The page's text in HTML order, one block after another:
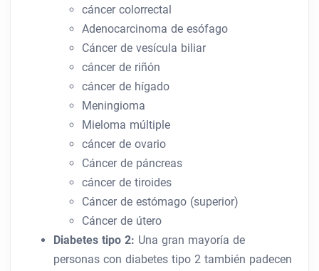
cáncer colorrectal
Adenocarcinoma de esófago
Cáncer de vesícula biliar
cáncer de riñón
cáncer de hígado
Meningioma
Mieloma múltiple
cáncer de ovario
Cáncer de páncreas
cáncer de tiroides
Cáncer de estómago (superior)
Cáncer de útero
Diabetes tipo 2: Una gran mayoría de
personas con diabetes tipo 2 también padecen